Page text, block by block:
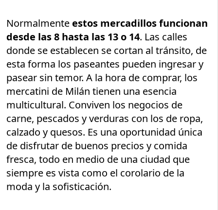
Normalmente estos mercadillos funcionan
desde las 8 hasta las 13 o 14. Las calles
donde se establecen se cortan al tránsito, de
esta forma los paseantes pueden ingresar y
pasear sin temor. A la hora de comprar, los
mercatini de Milán tienen una esencia
multicultural. Conviven los negocios de
carne, pescados y verduras con los de ropa,
calzado y quesos. Es una oportunidad única
de disfrutar de buenos precios y comida
fresca, todo en medio de una ciudad que
siempre es vista como el corolario de la
moda y la sofisticación.